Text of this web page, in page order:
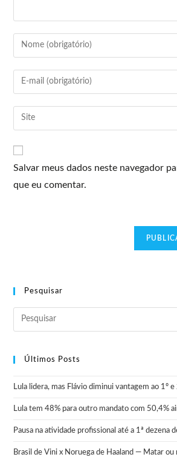
Salvar meus dados neste navegador
que eu comentar.
Pesquisar
Últimos Posts
Lula lidera, mas Flávio diminui vantagem ao 1º
Lula tem 48% para outro mandato com 50,4%
Pausa na atividade profissional até a 1ª dezena
Brasil de Vini x Noruega de Haaland — Matar